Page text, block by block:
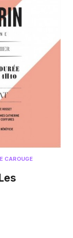
CAROUGE